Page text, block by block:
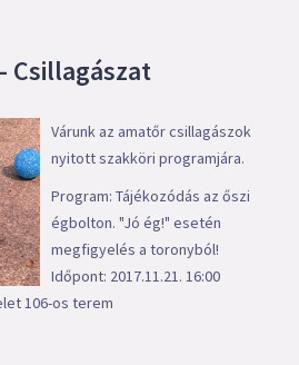
Csillagászat
Várunk az amatőr csillagászok
nyitott szakköri programjára.
Program: Tájékozódás az őszi
égbolton. "Jó ég!" esetén
megfigyelés a toronyból!
Időpont: 2017.11.21. 16:00
106-os terem